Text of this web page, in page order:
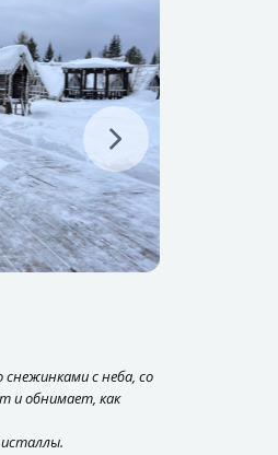
с неба, со
и обнимает, как